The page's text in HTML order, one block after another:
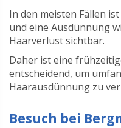
In den meisten Fällen
und eine Ausdünnung
Haarverlust sichtbar.
Daher ist eine
entscheidend, um
Haarausdünnung zu
Besuch bei